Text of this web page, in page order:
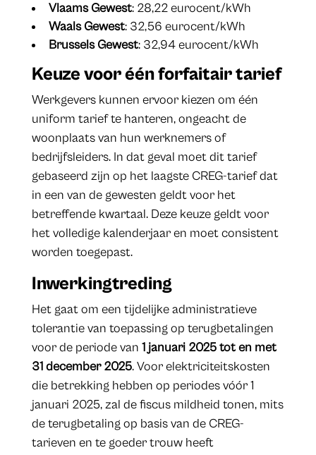
Vlaams Gewest: 28,22 eurocent/kWh
Waals Gewest: 32,56 eurocent/kWh
Brussels Gewest: 32,94 eurocent/kWh
Keuze voor één forfaitair tarief
Werkgevers kunnen ervoor kiezen om één
uniform tarief te hanteren, ongeacht de
woonplaats van hun werknemers of
bedrijfsleiders. In dat geval moet dit tarief
gebaseerd zijn op het laagste CREG-tarief dat
in een van de gewesten geldt voor het
betreffende kwartaal. Deze keuze geldt voor
het volledige kalenderjaar en moet consistent
worden toegepast.
Inwerkingtreding
Het gaat om een tijdelijke administratieve
tolerantie van toepassing op terugbetalingen
voor de periode van 1 januari 2025 tot en met
31 december 2025. Voor elektriciteitskosten
die betrekking hebben op periodes vóór 1
januari 2025, zal de fiscus mildheid tonen, mits
de terugbetaling op basis van de CREG-
tarieven en te goeder trouw heeft